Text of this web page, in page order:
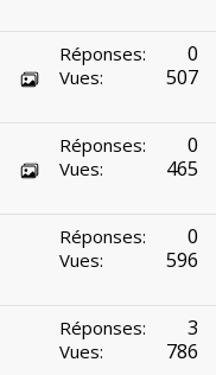
Réponses: 0
Vues: 507
Réponses: 0
Vues: 465
Réponses: 0
Vues: 596
Réponses: 3
Vues: 786